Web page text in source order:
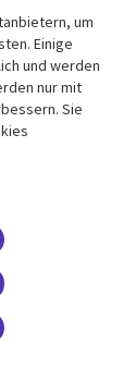
um
Einige
und werden
nur mit
Sie